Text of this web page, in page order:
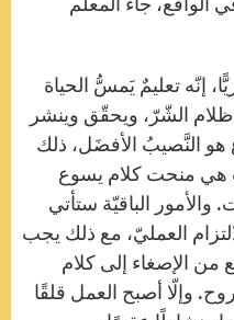
إنّه تعليمٌ يَمسُّ الحياة
ظلام الشّرّ، ويحقّق وينشر
هو النَّصيبُ الأفضَل، ذلك
هي منحت كلام يسوع
الباقيّة ستأتي
العمليّ، مع ذلك يجب
من الإصغاء إلى كلام
وإلّا أصبح العمل قلقًا